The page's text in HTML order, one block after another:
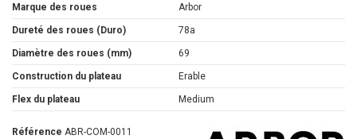
Marque des roues Arbor
Dureté des roues (Duro) 78a
Diamètre des roues (mm) 69
Construction du plateau Erable
Flex du plateau Medium
Référence ABR-COM-0011